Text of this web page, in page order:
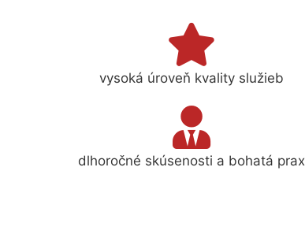
vysoká úroveň kvality služieb
dlhoročné skúsenosti a bohatá prax